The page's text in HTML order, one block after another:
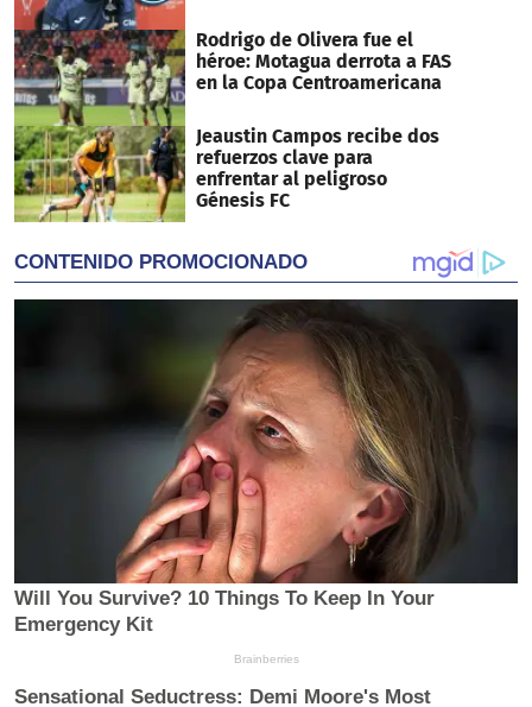
Rodrigo de Olivera fue el
héroe: Motagua derrota a FAS
en la Copa Centroamericana
Jeaustin Campos recibe dos
refuerzos clave para
enfrentar al peligroso
Génesis FC